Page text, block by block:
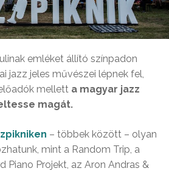
emléket állító színpadon
jazz jeles művészei lépnek fel,
mellett a magyar jazz
magát.
– többek között – olyan
mint a Random Trip, a
Piano Projekt, az Aron Andras &